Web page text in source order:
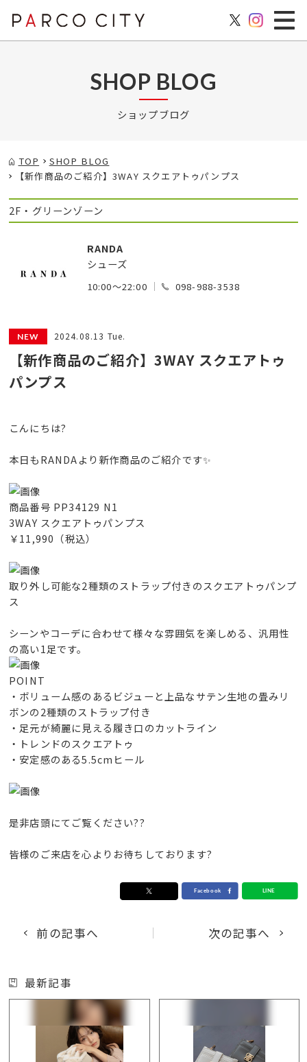
SHOP BLOG
ショップブログ
TOP
SHOP BLOG
【新作商品のご紹介】3WAY スクエアトゥパンプス
2F・グリーンゾーン
RANDA
シューズ
10:00～22:00 098-988-3538
2024.08.13 Tue.
【新作商品のご紹介】3WAY スクエアトゥ
パンプス
こんにちは?
本日もRANDAより新作商品のご紹介です✨
商品番号 PP34129 N1
3WAY スクエアトゥパンプス
￥11,990（税込）
取り外し可能な2種類のストラップ付きのスクエアトゥパンプ
ス
シーンやコーデに合わせて様々な雰囲気を楽しめる、汎用性
の高い1足です。
POINT
・ボリューム感のあるビジューと上品なサテン生地の畳みリ
ボンの2種類のストラップ付き
・足元が綺麗に見える履き口のカットライン
・トレンドのスクエアトゥ
・安定感のある5.5cmヒール
是非店頭にてご覧ください??
皆様のご来店を心よりお待ちしております?
前の記事へ 次の記事へ
最新記事